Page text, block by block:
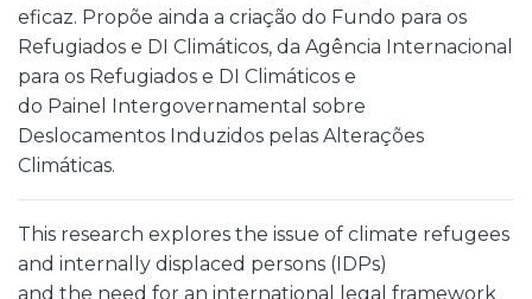
eficaz. Propõe ainda a criação do Fundo para os
Refugiados e DI Climáticos, da Agência Internacional
para os Refugiados e DI Climáticos e
do Painel Intergovernamental sobre
Deslocamentos Induzidos pelas Alterações
Climáticas.
This research explores the issue of climate refugees
and internally displaced persons (IDPs)
and the need for an international legal framework